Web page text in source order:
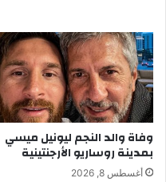
وفاة والد النجم ليونيل ميسي
بمدينة روساريو الأرجنتينية
أغسطس 8, 2026